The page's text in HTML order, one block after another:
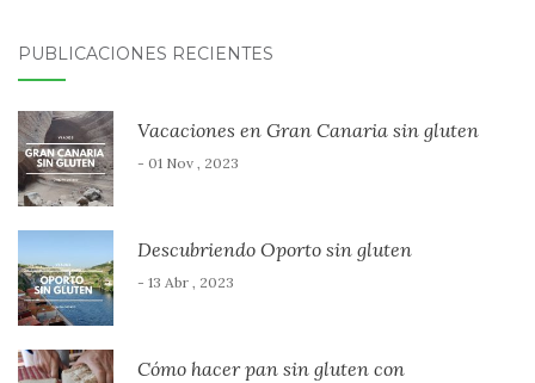
PUBLICACIONES RECIENTES
Vacaciones en Gran Canaria sin gluten
- 01 Nov , 2023
Descubriendo Oporto sin gluten
- 13 Abr , 2023
Cómo hacer pan sin gluten con